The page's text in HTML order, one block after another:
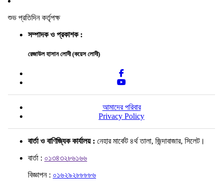
শুভ প্রতিদিন কর্তৃপক্ষ
সম্পাদক ও প্রকাশক :
রেজাউল হাসান লোদী (কয়েস লোদী)
আমাদের পরিবার
Privacy Policy
বার্তা ও বাণিজ্যিক কার্যালয় : নেহার মার্কেট ৪র্থ তালা, জিন্দাবাজার, সিলেট।
বার্তা : ০১৩৪৩২৮৬১৬৬
বিজ্ঞাপন : ০১৬২৯২৮৮৮৮৬